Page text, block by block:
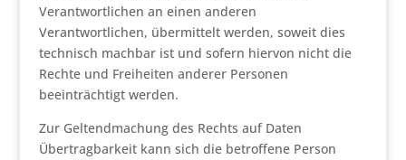
Verantwortlichen an einen anderen
Verantwortlichen, übermittelt werden, soweit dies
technisch machbar ist und sofern hiervon nicht die
Rechte und Freiheiten anderer Personen
beeinträchtigt werden.
Zur Geltendmachung des Rechts auf Daten
Übertragbarkeit kann sich die betroffene Person